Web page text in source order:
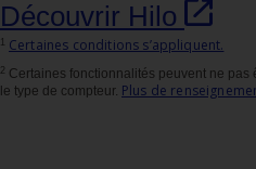
Découvrir Hilo
Certaines conditions s’appliquent.
2 Certaines fonctionnalités peuvent ne
le type de compteur. Plus de